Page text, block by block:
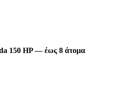
150 HP — έως 8 άτομα